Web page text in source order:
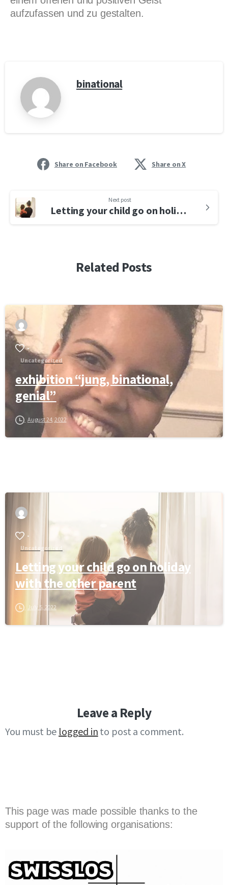
aufzufassen und zu gestalten.
binational
Share on Facebook Share on X
Next post
Letting your child go on holiday with the other parent
Related Posts
-
Uncategorized
exhibition “jung, binational,
genial”
August 24, 2022
-
Uncategorized
Letting your child go on holiday
with the other parent
July 5, 2022
Leave a Reply
You must be logged in to post a comment.
This page was made possible thanks to the
support of the following organisations: